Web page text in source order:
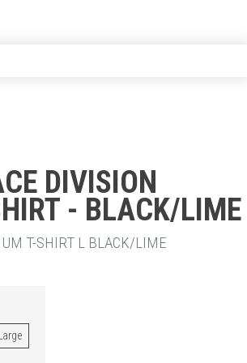
DIVISION
- BLACK/LIME
T-SHIRT L BLACK/LIME